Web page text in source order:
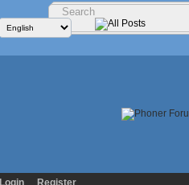
Login Register